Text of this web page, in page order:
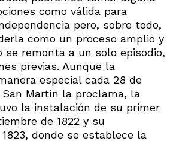
como válida para
pero, sobre todo,
como un proceso amplio y
se remonta a un solo episodio,
previas. Aunque la
especial cada 28 de
Martín la proclama, la
la instalación de su primer
de 1822 y su
donde se establece la